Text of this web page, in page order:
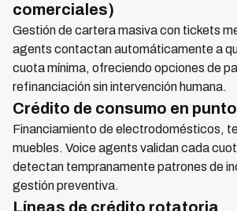
comerciales)
Gestión de cartera masiva con tickets
agents contactan automáticamente a
cuota mínima, ofreciendo opciones de
refinanciación sin intervención humana.
Crédito de consumo en
Financiamiento de electrodomésticos,
muebles. Voice agents validan cada
detectan tempranamente patrones de
gestión preventiva.
Líneas de crédito rotatoria